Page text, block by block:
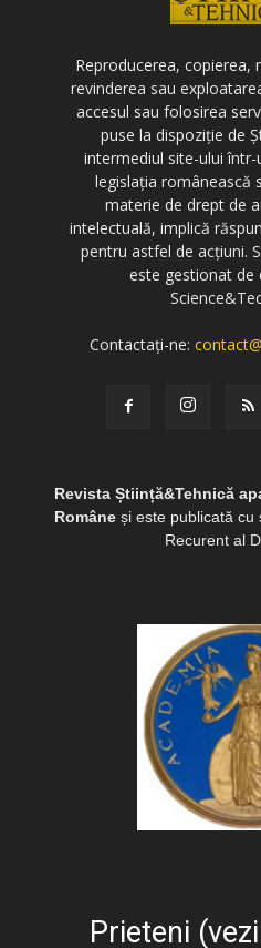
Reproducerea, copierea,
revinderea sau
accesul sau folosirea
puse la dispoziție de
intermediul site-ului
legislația românească
materie de drept de
intelectuală, implică
pentru astfel de acțiuni.
este gestionat de
Contactați-ne:
Revista Știință&Tehnică
Româneși este publicată cu
Recurent al
Prieteni